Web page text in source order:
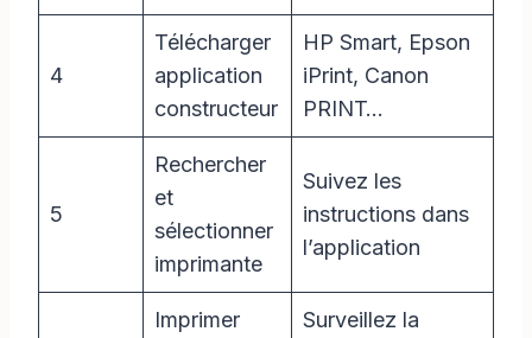
4
Télécharger
application
constructeur
HP Smart, Epson
iPrint, Canon
PRINT…
5
Rechercher
et
sélectionner
imprimante
Suivez les
instructions dans
l’application
Imprimer
Surveillez la